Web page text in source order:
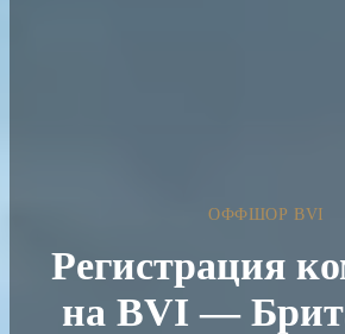
ОФФШОР BVI
Регистрация
на BVI —